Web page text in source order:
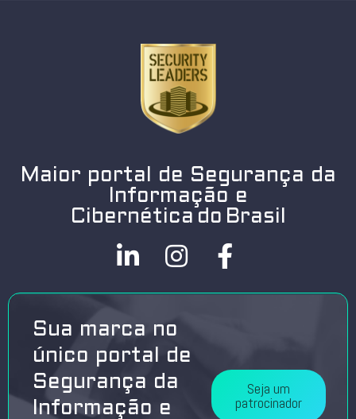
Maior portal de Segurança da
Informação e
Cibernética do Brasil
Sua marca no
único portal de
Segurança da
Informação e
Seja um
patrocinador